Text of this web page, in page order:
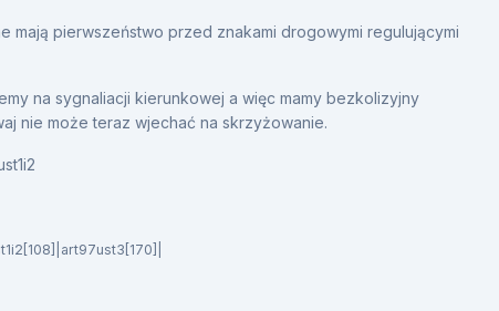
mają pierwszeństwo przed znakami drogowymi regulującymi
na sygnaliacji kierunkowej a więc mamy bezkolizyjny
nie może teraz wjechać na skrzyżowanie.